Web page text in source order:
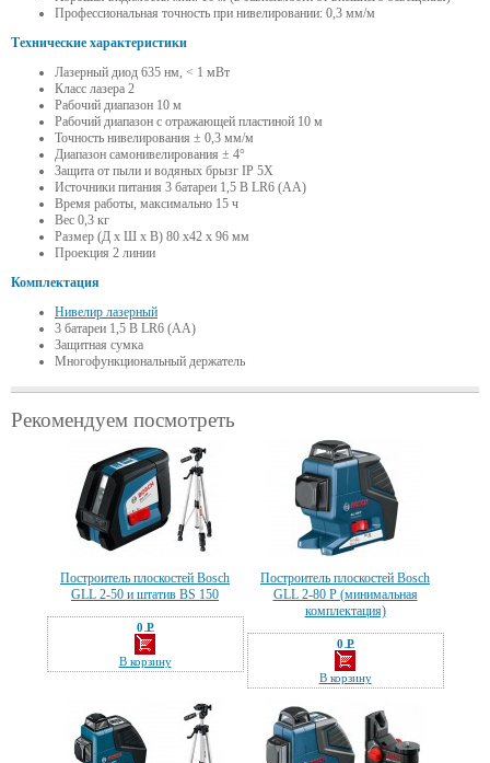
Профессиональная точность при нивелировании: 0,3 мм/м
Технические характеристики
Лазерный диод 635 нм, < 1 мВт
Класс лазера 2
Рабочий диапазон 10 м
Рабочий диапазон с отражающей пластиной 10 м
Точность нивелирования ± 0,3 мм/м
Диапазон самонивелирования ± 4°
Защита от пыли и водяных брызг IP 5X
Источники питания 3 батареи 1,5 В LR6 (AA)
Время работы, максимально 15 ч
Вес 0,3 кг
Размер (Д х Ш х В) 80 х42 х 96 мм
Проекция 2 линии
Комплектация
Нивелир лазерный
3 батареи 1,5 В LR6 (AA)
Защитная сумка
Многофункциональный держатель
Рекомендуем посмотреть
Построитель плоскостей Bosch
GLL 2-50 и штатив BS 150
0 Р
—
В корзину
Построитель плоскостей Bosch
GLL 2-80 P (минимальная
комплектация)
0 Р
—
В корзину